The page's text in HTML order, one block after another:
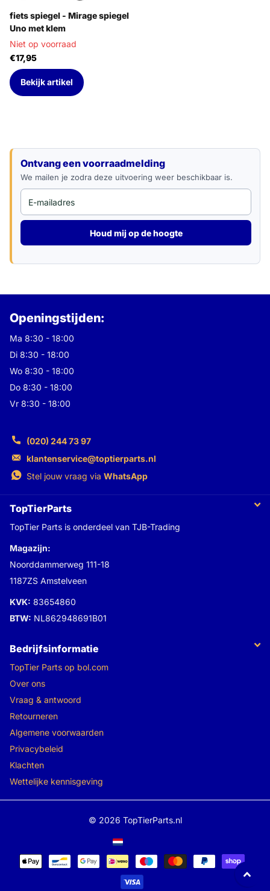
fiets spiegel - Mirage spiegel
Uno met klem
Niet op voorraad
€17,95
Bekijk artikel
Ontvang een voorraadmelding
We mailen je zodra deze uitvoering weer beschikbaar is.
Houd mij op de hoogte
Openingstijden:
Ma 8:30 - 18:00
Di 8:30 - 18:00
Wo 8:30 - 18:00
Do 8:30 - 18:00
Vr 8:30 - 18:00
(020) 244 73 97
klantenservice@toptierparts.nl
Stel jouw vraag via WhatsApp
TopTierParts
TopTier Parts is onderdeel van TJB-Trading
Magazijn:
Noorddammerweg 111-18
1187ZS Amstelveen
KVK: 83654860
BTW: NL862948691B01
Bedrijfsinformatie
TopTier Parts op bol.com
Over ons
Vraag & antwoord
Retourneren
Algemene voorwaarden
Privacybeleid
Klachten
Wettelijke kennisgeving
© 2026 TopTierParts.nl